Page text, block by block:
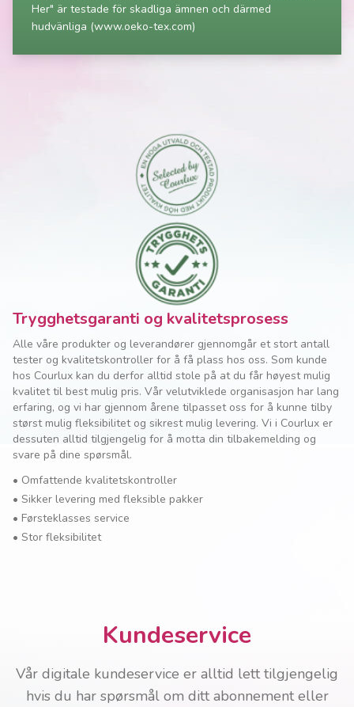
Her" är testade för skadliga ämnen och därmed
hudvänliga (www.oeko-tex.com)
Trygghetsgaranti og kvalitetsprosess
Alle våre produkter og leverandører gjennomgår et stort antall
tester og kvalitetskontroller for å få plass hos oss. Som kunde
hos Courlux kan du derfor alltid stole på at du får høyest mulig
kvalitet til best mulig pris. Vår velutviklede organisasjon har lang
erfaring, og vi har gjennom årene tilpasset oss for å kunne tilby
størst mulig fleksibilitet og sikrest mulig levering. Vi i Courlux er
dessuten alltid tilgjengelig for å motta din tilbakemelding og
svare på dine spørsmål.
• Omfattende kvalitetskontroller
• Sikker levering med fleksible pakker
• Førsteklasses service
• Stor fleksibilitet
Kundeservice
Vår digitale kundeservice er alltid lett tilgjengelig
hvis du har spørsmål om ditt abonnement eller